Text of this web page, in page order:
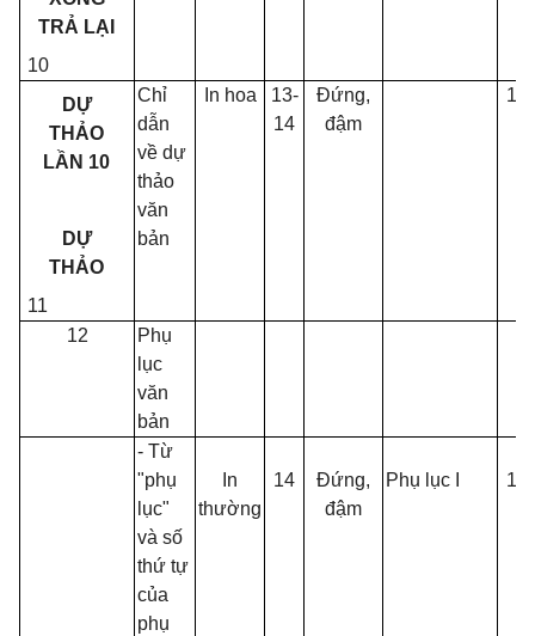
TRẢ LẠI
10
DỰ
THẢO
LẦN 10
DỰ
THẢO
11
Chỉ
dẫn
về dự
thảo
văn
bản
In hoa
13-
14
Đứng,
đậm
13
12
Phụ
lục
văn
bản
- Từ
"phụ
lục"
và số
thứ tự
của
phụ
In
thường
14
Đứng,
đậm
Phụ lục I 14